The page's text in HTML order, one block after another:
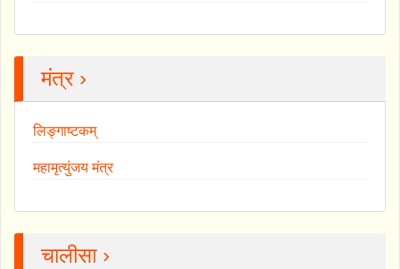
मंत्र ›
लिङ्गाष्टकम्
महामृत्युंजय मंत्र
चालीसा ›